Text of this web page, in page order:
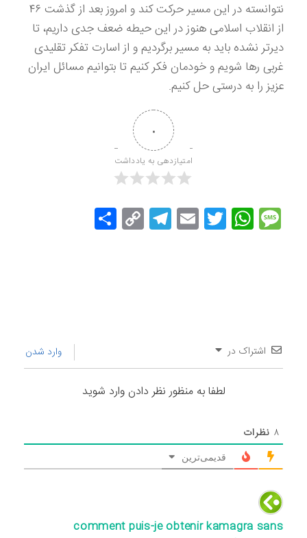
نتوانسته در این مسیر حرکت کند و امروز بعد از گذشت ۴۶
از انقلاب اسلامی هنوز در این حیطه ضعف جدی داریم، تا
دیرتر نشده باید به مسیر برگردیم و از اسارت تفکر تقلیدی
غربی رها شویم و خودمان فکر کنیم تا بتوانیم مسائل ایران
عزیز را به درستی حل کنیم.
۰
امتیازدهی به یادداشت
Message
WhatsApp
Twitter
Email
Telegram
Copy
Link
اشتراک
گذاری
اشتراک در وارد شدن
لطفا به منظور نظر دادن وارد شوید
۸ نظرات
قدیمی‌ترین
comment puis-je obtenir kamagra sans